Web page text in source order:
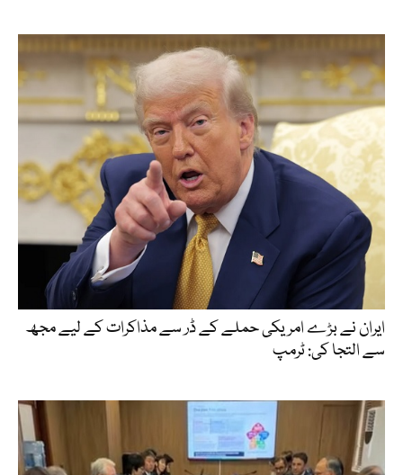
ایران نے بڑے امریکی حملے کے ڈر سے مذاکرات کے لیے مجھ
سے التجا کی: ٹرمپ